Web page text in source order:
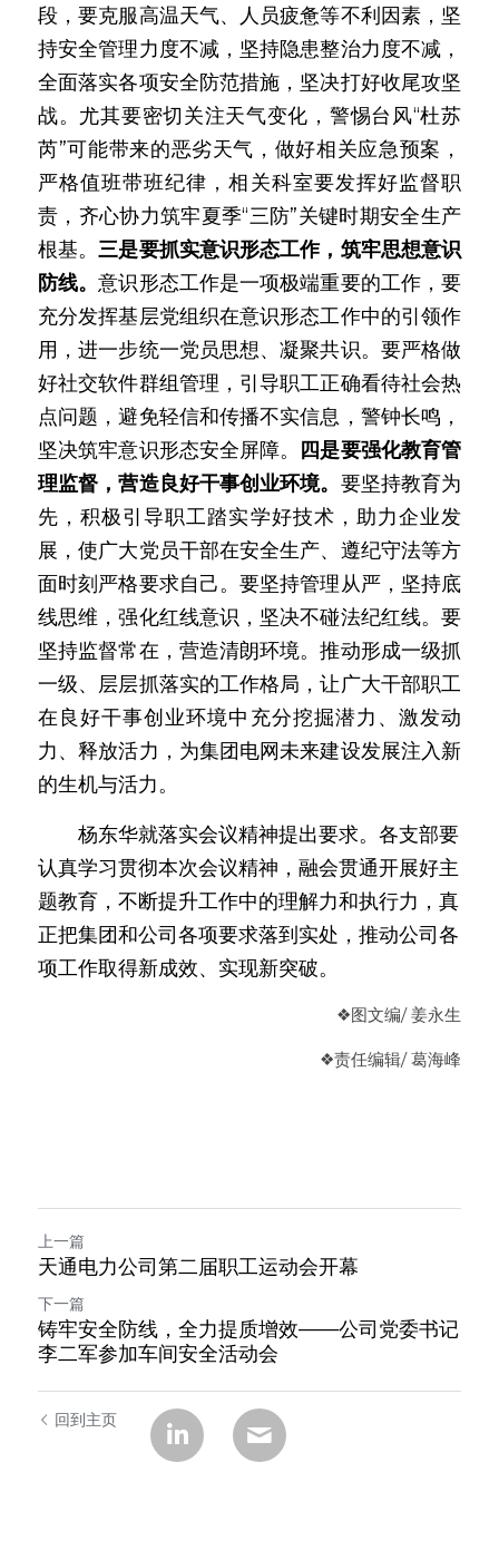
段，要克服高温天气、人员疲惫等不利因素，坚
持安全管理力度不减，坚持隐患整治力度不减，
全面落实各项安全防范措施，坚决打好收尾攻坚
战。尤其要密切关注天气变化，警惕台风“杜苏
芮”可能带来的恶劣天气，做好相关应急预案，
严格值班带班纪律，相关科室要发挥好监督职
责，齐心协力筑牢夏季“三防”关键时期安全生产
根基。三是要抓实意识形态工作，筑牢思想意识
防线。意识形态工作是一项极端重要的工作，要
充分发挥基层党组织在意识形态工作中的引领作
用，进一步统一党员思想、凝聚共识。要严格做
好社交软件群组管理，引导职工正确看待社会热
点问题，避免轻信和传播不实信息，警钟长鸣，
坚决筑牢意识形态安全屏障。
四是要强化教育管
理监督，营造良好干事创业环境。 要坚持教育为
先，积极引导职工踏实学好技术，助力企业发
展，使广大党员干部在安全生产、遵纪守法等方
面时刻严格要求自己。要坚持管理从严，坚持底
线思维，强化红线意识，坚决不碰法纪红线。要
坚持监督常在，营造清朗环境。推动形成一级抓
一级、层层抓落实的工作格局，让广大干部职工
在良好干事创业环境中充分挖掘潜力、激发动
力、释放活力，为集团电网未来建设发展注入新
的生机与活力。
杨东华就落实会议精神提出要求。各支部要
认真学习贯彻本次会议精神，融会贯通开展好主
题教育，不断提升工作中的理解力和执行力，真
正把集团和公司各项要求落到实处，推动公司各
项工作取得新成效、实现新突破。
❖图文编/ 姜永生
❖责任编辑/ 葛海峰
上一篇
天通电力公司第二届职工运动会开幕
下一篇
铸牢安全防线，全力提质增效——公司党委书记
李二军参加车间安全活动会
回到主页